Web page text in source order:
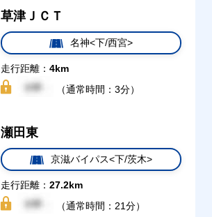
草津ＪＣＴ
名神<下/西宮>
走行距離： 4km
（通常時間：3分）
瀬田東
京滋バイパス<下/茨木>
走行距離： 27.2km
（通常時間：21分）